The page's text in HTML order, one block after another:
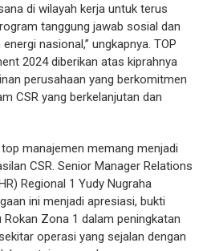
di wilayah kerja untuk terus
tanggung jawab sosial dan
nasional,” ungkapnya. TOP
2024 diberikan atas kiprahnya
perusahaan yang berkomitmen
CSR yang berkelanjutan dan
manajemen memang menjadi
CSR. Senior Manager Relations
Regional 1 Yudy Nugraha
ini menjadi apresiasi, bukti
Zona 1 dalam peningkatan
operasi yang sejalan dengan